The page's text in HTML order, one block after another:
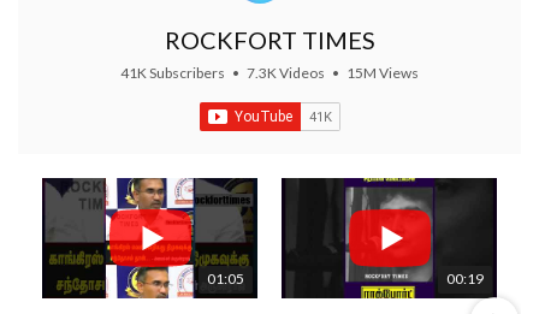
ROCKFORT TIMES
41K Subscribers • 7.3K Videos • 15M Views
01:05 00:19